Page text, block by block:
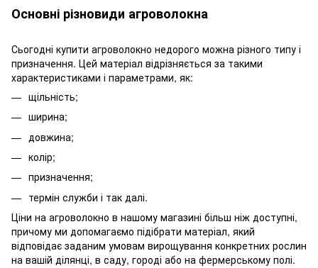
Основні різновиди агроволокна
Сьогодні купити агроволокно недорого можна різного типу і
призначення. Цей матеріал відрізняється за такими
характеристиками і параметрами, як:
щільність;
ширина;
довжина;
колір;
призначення;
термін служби і так далі.
Ціни на агроволокно в нашому магазині більш ніж доступні,
причому ми допомагаємо підібрати матеріал, який
відповідає заданим умовам вирощування конкретних рослин
на вашій ділянці, в саду, городі або на фермерському полі.